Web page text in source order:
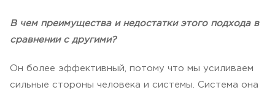
В чем преимущества и недостатки этого подхода в
сравнении с другими?
Он более эффективный, потому что мы усиливаем
сильные стороны человека и системы. Система она